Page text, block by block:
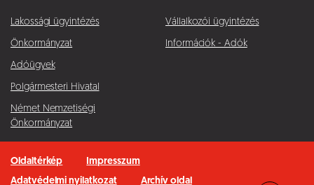
Lakossági ügyintézés
Önkormányzat
Adóügyek
Polgármesteri Hivatal
Német Nemzetiségi
Önkormányzat
Vállalkozói ügyintézés
Információk - Adók
Oldaltérkép
Impresszum
Adatvédelmi nyilatkozat
Archív oldal